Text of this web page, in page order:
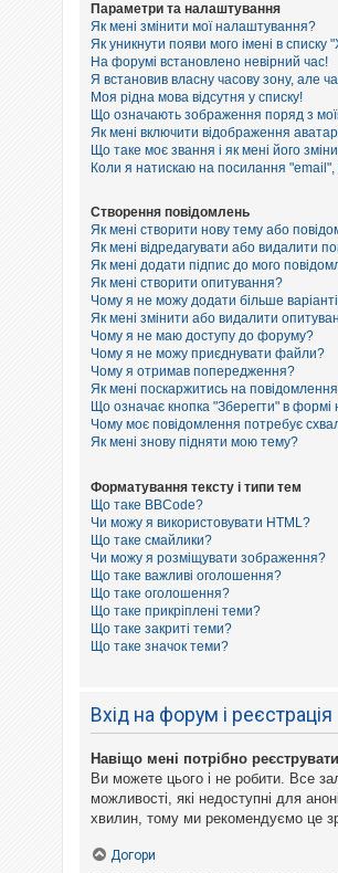
Параметри та налаштування
Як мені змінити мої налаштування?
Як уникнути появи мого імені в
На форумі встановлено невірний час!
Я встановив власну часову зону, але
Моя рідна мова відсутня у списку!
Що означають зображення поряд з
Як мені включити відображення
Що таке моє звання і як мені його
Коли я натискаю на посилання "email",
Створення повідомлень
Як мені створити нову тему або
Як мені відредагувати або видалити
Як мені додати підпис до мого
Як мені створити опитування?
Чому я не можу додати більше
Як мені змінити або видалити
Чому я не маю доступу до форуму?
Чому я не можу приєднувати файли?
Чому я отримав попередження?
Як мені поскаржитись на
Що означає кнопка "Зберегти" в
Чому моє повідомлення потребує
Як мені знову підняти мою тему?
Форматування тексту і типи тем
Що таке BBCode?
Чи можу я використовувати HTML?
Що таке смайлики?
Чи можу я розміщувати зображення?
Що таке важливі оголошення?
Що таке оголошення?
Що таке прикріплені теми?
Що таке закриті теми?
Що таке значок теми?
Вхід на форум і реєстрація
Навіщо мені потрібно
Ви можете цього і не робити. Все
можливості, які недоступні для
хвилин, тому ми рекомендуємо це
Догори